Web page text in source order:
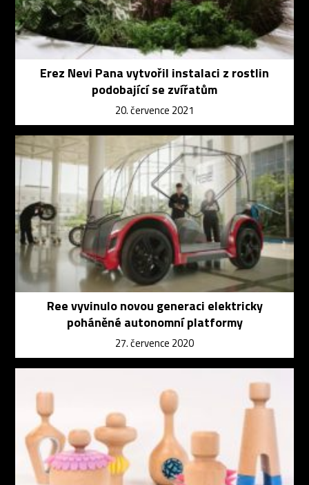
Erez Nevi Pana vytvořil instalaci z rostlin
podobající se zvířatům
20. července 2021
Ree vyvinulo novou generaci elektricky
poháněné autonomní platformy
27. července 2020